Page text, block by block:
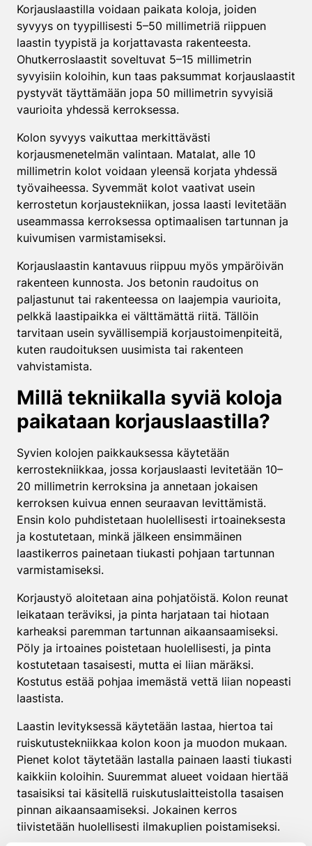
Korjauslaastilla voidaan paikata koloja, joiden
syvyys on tyypillisesti 5–50 millimetriä riippuen
laastin tyypistä ja korjattavasta rakenteesta.
Ohutkerroslaastit soveltuvat 5–15 millimetrin
syvyisiin koloihin, kun taas paksummat korjauslaastit
pystyvät täyttämään jopa 50 millimetrin syvyisiä
vaurioita yhdessä kerroksessa.
Kolon syvyys vaikuttaa merkittävästi
korjausmenetelmän valintaan. Matalat, alle 10
millimetrin kolot voidaan yleensä korjata yhdessä
työvaiheessa. Syvemmät kolot vaativat usein
kerrostetun korjaustekniikan, jossa laasti levitetään
useammassa kerroksessa optimaalisen tartunnan ja
kuivumisen varmistamiseksi.
Korjauslaastin kantavuus riippuu myös ympäröivän
rakenteen kunnosta. Jos betonin raudoitus on
paljastunut tai rakenteessa on laajempia vaurioita,
pelkkä laastipaikka ei välttämättä riitä. Tällöin
tarvitaan usein syvällisempiä korjaustoimenpiteitä,
kuten raudoituksen uusimista tai rakenteen
vahvistamista.
Millä tekniikalla syviä koloja
paikataan korjauslaastilla?
Syvien kolojen paikkauksessa käytetään
kerrostekniikkaa, jossa korjauslaasti levitetään 10–
20 millimetrin kerroksina ja annetaan jokaisen
kerroksen kuivua ennen seuraavan levittämistä.
Ensin kolo puhdistetaan huolellisesti irtoaineksesta
ja kostutetaan, minkä jälkeen ensimmäinen
laastikerros painetaan tiukasti pohjaan tartunnan
varmistamiseksi.
Korjaustyö aloitetaan aina pohjatöistä. Kolon reunat
leikataan teräviksi, ja pinta harjataan tai hiotaan
karheaksi paremman tartunnan aikaansaamiseksi.
Pöly ja irtoaines poistetaan huolellisesti, ja pinta
kostutetaan tasaisesti, mutta ei liian märäksi.
Kostutus estää pohjaa imemästä vettä liian nopeasti
laastista.
Laastin levityksessä käytetään lastaa, hiertoa tai
ruiskutustekniikkaa kolon koon ja muodon mukaan.
Pienet kolot täytetään lastalla painaen laasti tiukasti
kaikkiin koloihin. Suuremmat alueet voidaan hiertää
tasaisiksi tai käsitellä ruiskutuslaitteistolla tasaisen
pinnan aikaansaamiseksi. Jokainen kerros
tiivistetään huolellisesti ilmakuplien poistamiseksi.